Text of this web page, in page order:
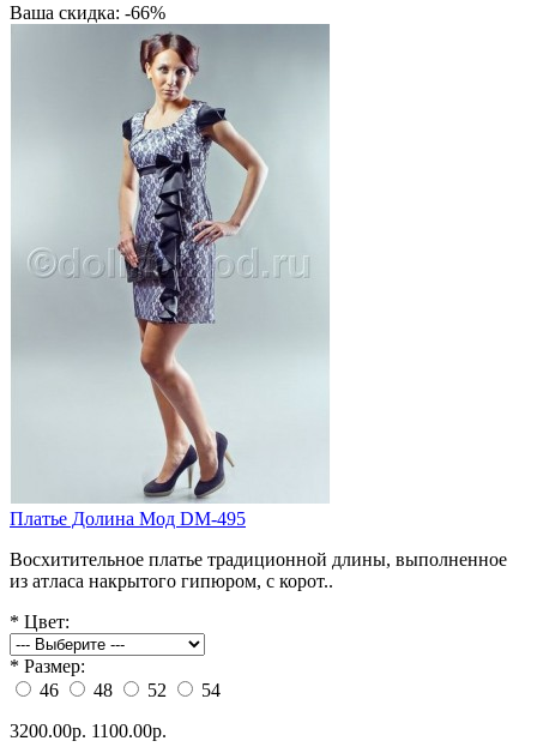
Ваша скидка: -66%
Платье Долина Мод DM-495
Восхитительное платье традиционной длины, выполненное
из атласа накрытого гипюром, с корот..
* Цвет:
* Размер:
46
48 52
54
3200.00р. 1100.00р.